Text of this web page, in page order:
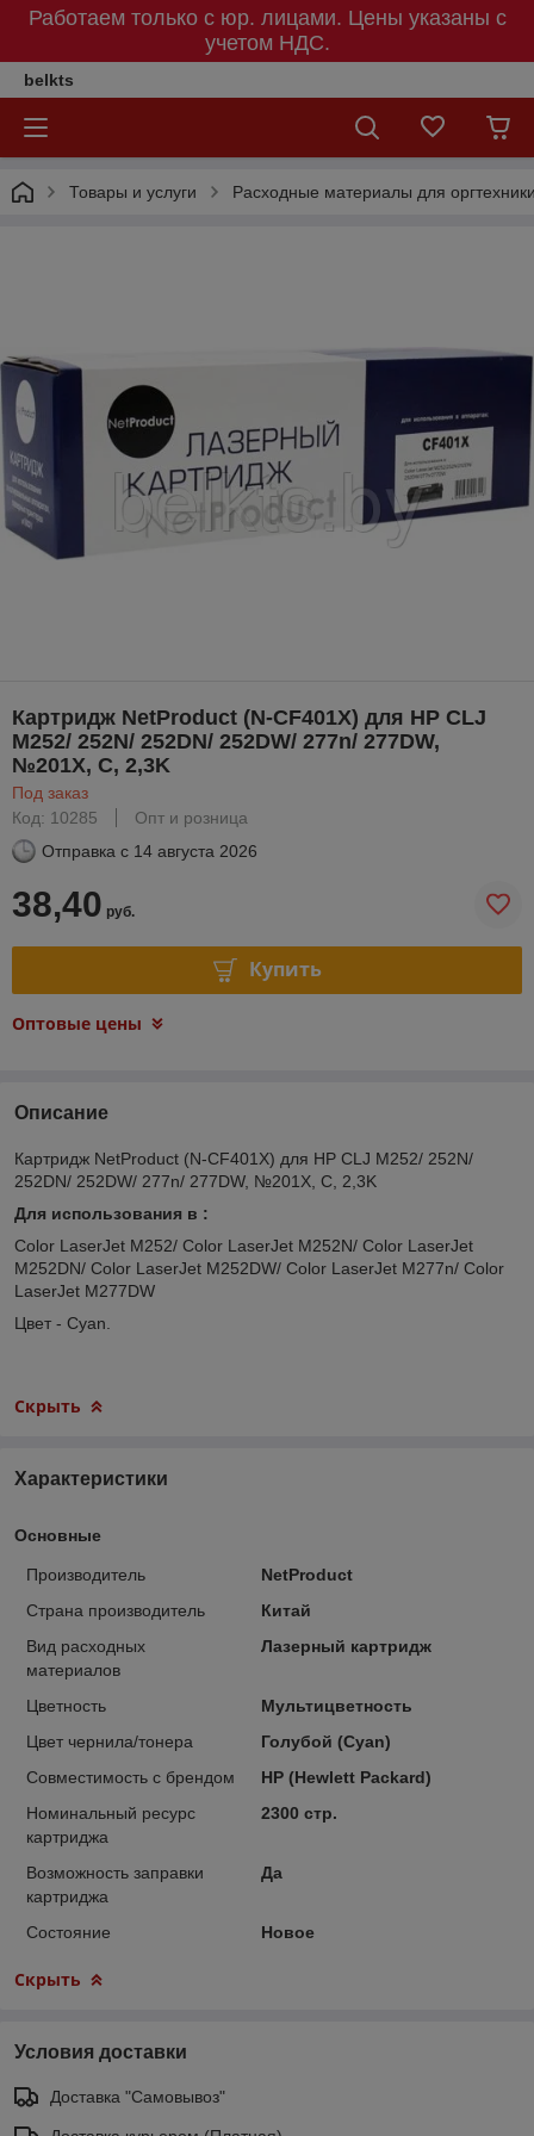
Работаем только с юр. лицами. Цены указаны c
учетом НДС.
belkts
Товары и услуги Расходные материалы для
Картридж NetProduct (N-CF401X) для HP CLJ
M252/ 252N/ 252DN/ 252DW/ 277n/ 277DW,
№201X, C, 2,3K
Под заказ
Код: 10285
Опт и розница
Отправка с 14 августа 2026
38,40 руб.
Купить
Оптовые цены
Описание
Картридж NetProduct (N-CF401X) для HP CLJ M252/ 252N/
252DN/ 252DW/ 277n/ 277DW, №201X, C, 2,3K
Для использования в :
Color LaserJet M252/ Color LaserJet M252N/ Color LaserJet
M252DN/ Color LaserJet M252DW/ Color LaserJet M277n/ Color
LaserJet M277DW
Цвет - Cyan.
Скрыть
Характеристики
Основные
Производитель
NetProduct
Страна производитель
Китай
Вид расходных
материалов
Лазерный картридж
Цветность
Мультицветность
Цвет чернила/тонера
Голубой (Cyan)
Совместимость с брендом
HP (Hewlett Packard)
Номинальный ресурс
картриджа
2300 стр.
Возможность заправки
картриджа
Да
Состояние Новое
Скрыть
Условия доставки
Доставка "Самовывоз"